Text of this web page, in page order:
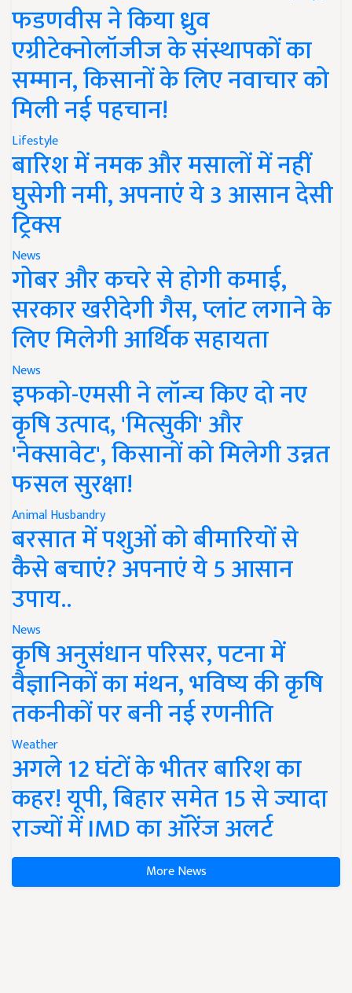
फडणवीस ने किया ध्रुव
एग्रीटेक्नोलॉजीज के संस्थापकों का
सम्मान, किसानों के लिए नवाचार को
मिली नई पहचान!
Lifestyle
बारिश में नमक और मसालों में नहीं
घुसेगी नमी, अपनाएं ये 3 आसान देसी
ट्रिक्स
News
गोबर और कचरे से होगी कमाई,
सरकार खरीदेगी गैस, प्लांट लगाने के
लिए मिलेगी आर्थिक सहायता
News
इफको-एमसी ने लॉन्च किए दो नए
कृषि उत्पाद, 'मित्सुकी' और
'नेक्सावेट', किसानों को मिलेगी उन्नत
फसल सुरक्षा!
Animal Husbandry
बरसात में पशुओं को बीमारियों से
कैसे बचाएं? अपनाएं ये 5 आसान
उपाय..
News
कृषि अनुसंधान परिसर, पटना में
वैज्ञानिकों का मंथन, भविष्य की कृषि
तकनीकों पर बनी नई रणनीति
Weather
अगले 12 घंटों के भीतर बारिश का
कहर! यूपी, बिहार समेत 15 से ज्यादा
राज्यों में IMD का ऑरेंज अलर्ट
More News